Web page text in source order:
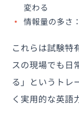
変わる
情報量の多さ
これらは試験特
スの現場でも日
る」というトレ
く実用的な英語